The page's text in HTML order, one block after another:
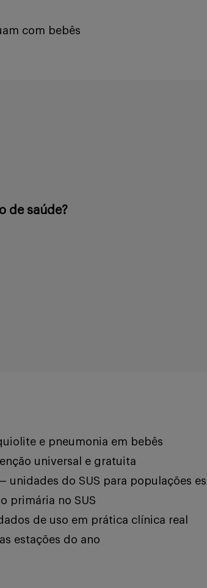
com bebês
de saúde?
e pneumonia em bebês
universal e gratuita
do SUS para populações
primária no SUS
de uso em prática clínica real
estações do ano